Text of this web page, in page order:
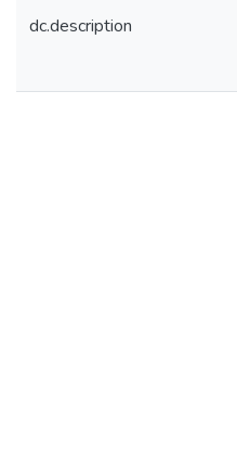
dc.description